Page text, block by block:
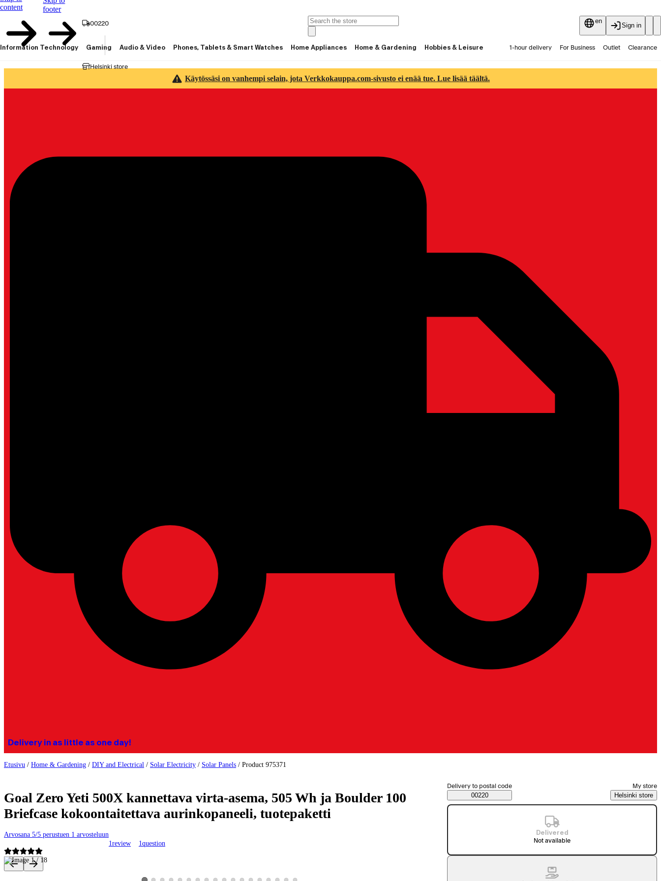
content
footer
00220
Helsinki store
en
Sign in
Information Technology Gaming Audio & Video Phones, Tablets & Smart Watches Home Appliances Home & Gardening Hobbies & Leisure 1-hour delivery For Business Outlet Clearance
Käytössäsi on vanhempi selain, jota Verkkokauppa.com-sivusto ei enää tue. Lue lisää täältä.
Delivery in as little as one day!
Etusivu / Home & Gardening / DIY and Electrical / Solar Electricity / Solar Panels / Product 975371
Goal Zero Yeti 500X kannettava virta-asema, 505 Wh ja Boulder 100
Briefcase kokoontaitettava aurinkopaneeli, tuotepaketti
Arvosana 5/5 perustuen 1 arvosteluun
1review 1question
Product images and videos
Saatavuustiedot
Select order method
Delivery to postal code
00220
My store
Helsinki store
Delivered
Not available